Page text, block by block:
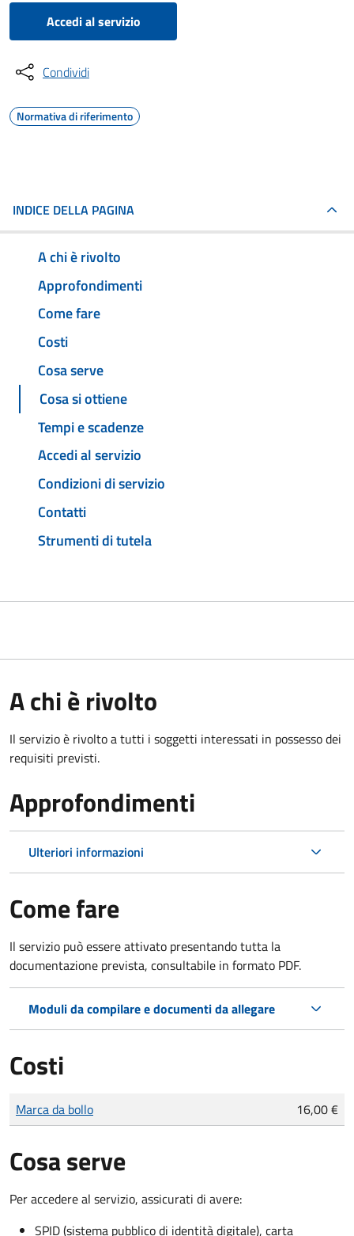
Accedi al servizio
Condividi
Normativa di riferimento
INDICE DELLA PAGINA
A chi è rivolto
Approfondimenti
Come fare
Costi
Cosa serve
Cosa si ottiene
Tempi e scadenze
Accedi al servizio
Condizioni di servizio
Contatti
Strumenti di tutela
A chi è rivolto
Il servizio è rivolto a tutti i soggetti interessati in possesso dei
requisiti previsti.
Approfondimenti
Ulteriori informazioni
Come fare
Il servizio può essere attivato presentando tutta la
documentazione prevista, consultabile in formato PDF.
Moduli da compilare e documenti da allegare
Costi
Tipo di pagamento
Importo
Marca da bollo 16,00 €
Cosa serve
Per accedere al servizio, assicurati di avere:
SPID (sistema pubblico di identità digitale), carta